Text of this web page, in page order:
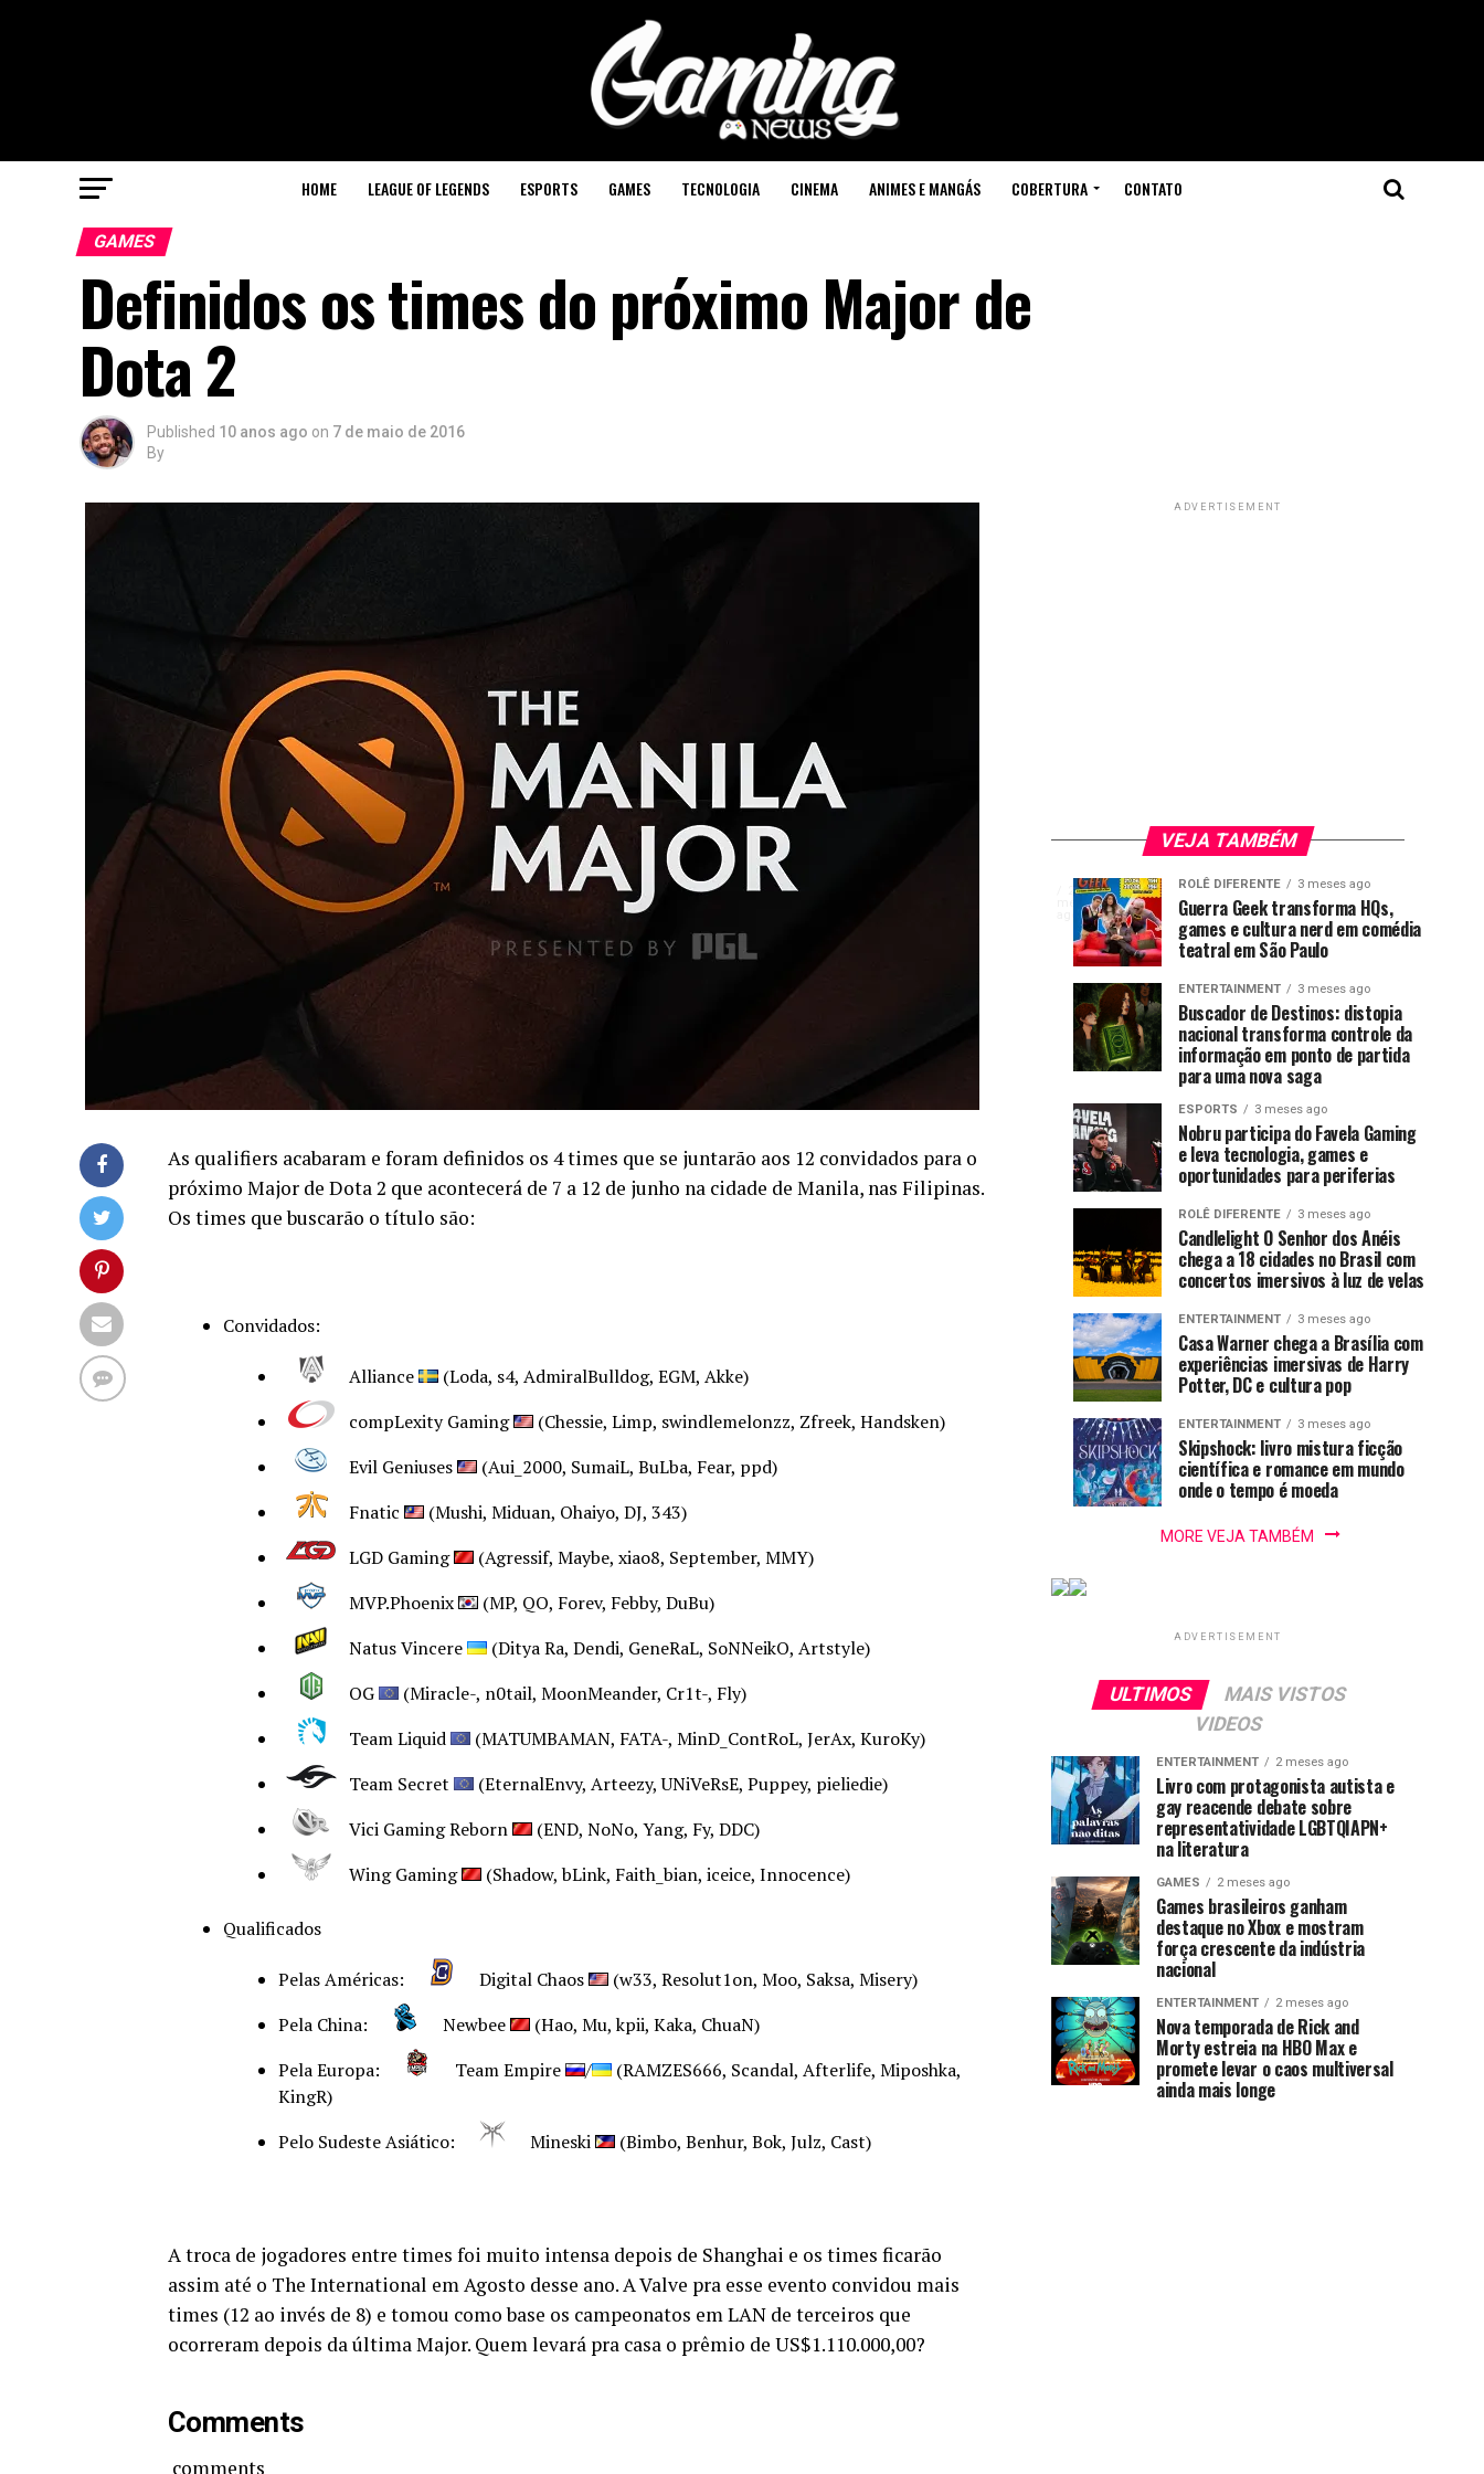
HOME LEAGUE OF LEGENDS ESPORTS GAMES TECNOLOGIA CINEMA ANIMES E MANGÁS COBERTURA CONTATO
GAMES
Definidos os times do próximo Major de
Dota 2
Published 10 anos ago on 7 de maio de 2016
By
As qualifiers acabaram e foram definidos os 4 times que se juntarão aos 12 convidados para o
próximo Major de Dota 2 que acontecerá de 7 a 12 de junho na cidade de Manila, nas Filipinas.
Os times que buscarão o título são:
Convidados:
Alliance
(Loda, s4, AdmiralBulldog, EGM, Akke)
compLexity Gaming
(Chessie, Limp, swindlemelonzz, Zfreek, Handsken)
Evil Geniuses
(Aui_2000, SumaiL, BuLba, Fear, ppd)
Fnatic
(Mushi, Miduan, Ohaiyo, DJ, 343)
LGD Gaming
(Agressif, Maybe, xiao8, September, MMY)
MVP.Phoenix
(MP, QO, Forev, Febby, DuBu)
Natus Vincere
(Ditya Ra, Dendi, GeneRaL, SoNNeikO, Artstyle)
OG
(Miracle-, n0tail, MoonMeander, Cr1t-, Fly)
Team Liquid
(MATUMBAMAN, FATA-, MinD_ContRoL, JerAx, KuroKy)
Team Secret
(EternalEnvy, Arteezy, UNiVeRsE, Puppey, pieliedie)
Vici Gaming Reborn
(END, NoNo, Yang, Fy, DDC)
Wing Gaming
(Shadow, bLink, Faith_bian, iceice, Innocence)
Qualificados
Pelas Américas: Digital Chaos
(w33, Resolut1on, Moo, Saksa, Misery)
Pela China:
Newbee
(Hao, Mu, kpii, Kaka, ChuaN)
Pela Europa:
Team Empire /
(RAMZES666, Scandal, Afterlife, Miposhka,
KingR)
Pelo Sudeste Asiático:
Mineski (Bimbo, Benhur, Bok, Julz, Cast)
A troca de jogadores entre times foi muito intensa depois de Shanghai e os times ficarão
assim até o The International em Agosto desse ano. A Valve pra esse evento convidou mais
times (12 ao invés de 8) e tomou como base os campeonatos em LAN de terceiros que
ocorreram depois da última Major. Quem levará pra casa o prêmio de US$1.110.000,00?
Comments
comments
ADVERTISEMENT
VEJA TAMBÉM
ENTERTAINMENT
2
meses
Livro
com
protagonista
autista
gay
reacende
debate
sobre
representatividade
LGBTQIAPN+
na
literatura
representatividade
LGBTQIAPN+
voltou
centro
das
discussões
nas
últimas
semanas
após
declarações
transfóbicas...
GAMES
meses
ago
Games
brasileiros
ganham
destaque
Xbox
força
crescente
indústria
ENTERTAINMENT
meses
ago
Nova
temporada
Rick
and
Morty
estreia
HBO
Max
promete
caos
multiversal
ainda
mais
longe
ROLÊ DIFERENTE 3 meses ago
Guerra Geek transforma HQs,
games e cultura nerd em comédia
teatral em São Paulo
ENTERTAINMENT 3 meses ago
Buscador de Destinos: distopia
nacional transforma controle da
informação em ponto de partida
para uma nova saga
ESPORTS 3 meses ago
Nobru participa do Favela Gaming
e leva tecnologia, games e
oportunidades para periferias
ROLÊ DIFERENTE 3 meses ago
Candlelight O Senhor dos Anéis
chega a 18 cidades no Brasil com
concertos imersivos à luz de velas
ENTERTAINMENT 3 meses ago
Casa Warner chega a Brasília com
experiências imersivas de Harry
Potter, DC e cultura pop
ENTERTAINMENT 3 meses ago
Skipshock: livro mistura ficção
científica e romance em mundo
onde o tempo é moeda
MORE VEJA TAMBÉM
ADVERTISEMENT
ULTIMOS
MAIS VISTOS
VIDEOS
ENTERTAINMENT 2 meses ago
Livro com protagonista autista e
gay reacende debate sobre
representatividade LGBTQIAPN+
na literatura
GAMES 2 meses ago
Games brasileiros ganham
destaque no Xbox e mostram
força crescente da indústria
nacional
ENTERTAINMENT 2 meses ago
Nova temporada de Rick and
Morty estreia na HBO Max e
promete levar o caos multiversal
ainda mais longe